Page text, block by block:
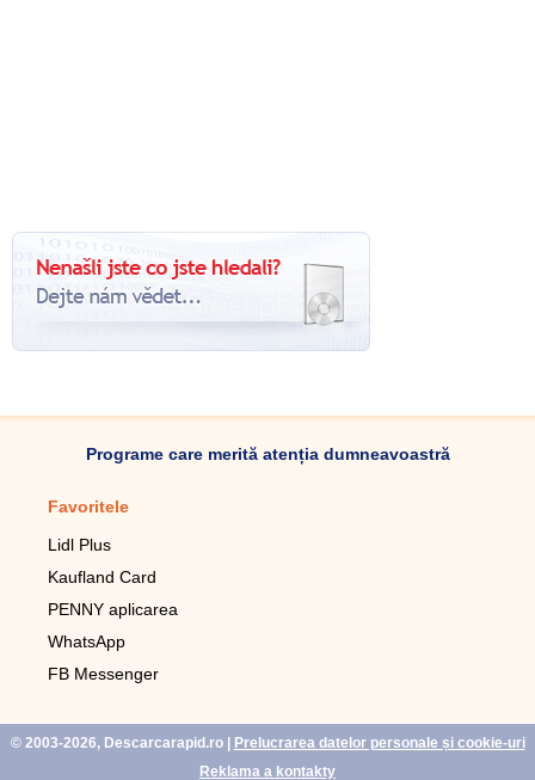
Programe care merită atenția dumneavoastră
Favoritele
Lidl Plus
Kaufland Card
PENNY aplicarea
WhatsApp
FB Messenger
© 2003-2026, Descarcarapid.ro|
Prelucrarea datelor personale și cookie-uri
Reklama a kontakty